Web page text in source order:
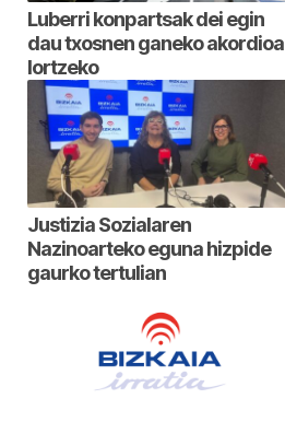
Luberri konpartsak dei egin
dau txosnen ganeko akordioa
lortzeko
Justizia Sozialaren
Nazinoarteko eguna hizpide
gaurko tertulian